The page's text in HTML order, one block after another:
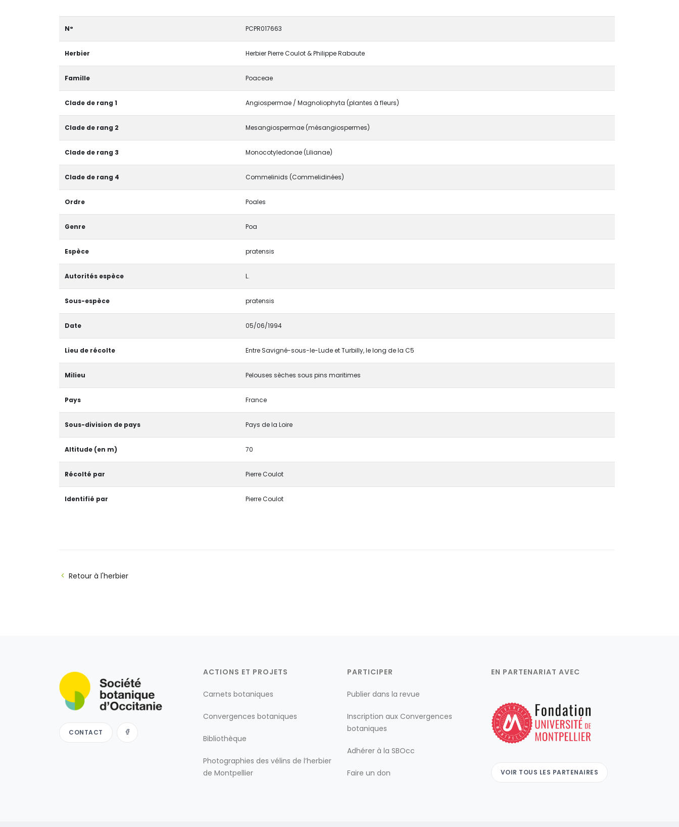
N° PCPR017663
Herbier Herbier Pierre Coulot & Philippe Rabaute
Famille Poaceae
Clade de rang 1 Angiospermae / Magnoliophyta (plantes à fleurs)
Clade de rang 2 Mesangiospermae (mésangiospermes)
Clade de rang 3 Monocotyledonae (Lilianae)
Clade de rang 4 Commelinids (Commelidinées)
Ordre Poales
Genre Poa
Espèce pratensis
Autorités espèce L.
Sous-espèce pratensis
Date 05/06/1994
Lieu de récolte Entre Savigné-sous-le-Lude et Turbilly, le long de la C5
Milieu Pelouses sèches sous pins maritimes
Pays France
Sous-division de pays Pays de la Loire
Altitude (en m) 70
Récolté par Pierre Coulot
Identifié par Pierre Coulot
Retour à l'herbier
CONTACT
ACTIONS ET PROJETS
Carnets botaniques
Convergences botaniques
Bibliothèque
Photographies des vélins de l’herbier
de Montpellier
PARTICIPER
Publier dans la revue
Inscription aux Convergences
botaniques
Adhérer à la SBOcc
Faire un don
EN PARTENARIAT AVEC
VOIR TOUS LES PARTENAIRES